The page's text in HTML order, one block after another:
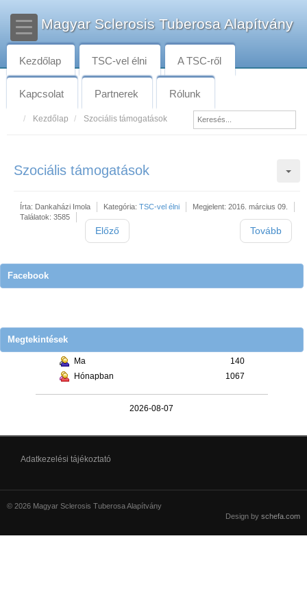
Magyar Sclerosis Tuberosa Alapítvány
Kezdőlap TSC-vel élni A TSC-ről
Kapcsolat Partnerek Rólunk
Kezdőlap Szociális támogatások
Szociális támogatások
Írta: Dankaházi Imola Kategória: TSC-vel élni
Megjelent: 2016. március 09.
Találatok: 3585
Előző Tovább
Facebook
Megtekintések
Ma
140
Hónapban
1067
2026-08-07
Adatkezelési tájékoztató
© 2026 Magyar Sclerosis Tuberosa Alapítvány
Design by schefa.com